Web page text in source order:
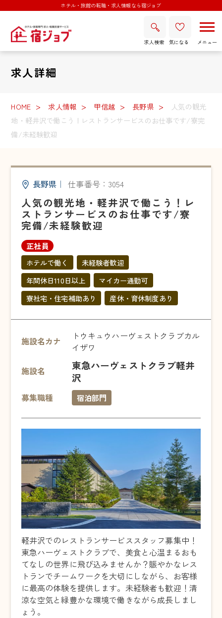
ホテル・旅館の転職・求人情報なら宿ジョブ
求人検索 気になる
求人詳細
HOME 求人情報 甲信越 長野県
人気の観光
地・軽井沢で働こう！レストランサービスのお仕事です/寮完
備/未経験歓迎
長野県 ｜ 仕事番号：3054
人気の観光地・軽井沢で働こう！レ
ストランサービスのお仕事です/寮
完備/未経験歓迎
正社員
ホテルで働く
未経験者歓迎
年間休日110日以上
マイカー通勤可
寮社宅・住宅補助あり
産休・育休制度あり
施設名カナ
トウキュウハーヴェストクラブカル
イザワ
施設名
東急ハーヴェストクラブ軽井
沢
募集職種 宿泊部門
軽井沢でのレストランサービススタッフ募集中！
東急ハーヴェストクラブで、美食と心温まるおも
てなしの世界に飛び込みませんか？賑やかなレス
トランでチームワークを大切にしながら、お客様
に最高の体験を提供します。未経験者も歓迎！清
涼な空気と緑豊かな環境で働きながら成長しまし
ょう。